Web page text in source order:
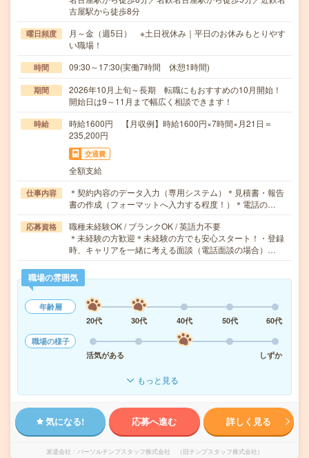
古屋駅から徒歩8分
曜日頻度
月～金（週5日） ※土日祝休み｜平日のお休みもとりやす
い職場！
時間 09:30～17:30(実働7時間 休憩1時間)
期間
2026年10月上旬～長期 転職にもおすすめの10月開始！
開始日は9～11月まで幅広く相談できます！
時給
時給1600円 【月収例】時給1600円×7時間×月21日＝
235,200円
交通費
全額支給
仕事内容
＊契約内容のデータ入力（専用システム）＊見積書・報告
書の作成（フォーマットへ入力する程度！）＊電話の…
応募資格
職種未経験OK / ブランクOK / 英語力不要
＊未経験の方歓迎＊未経験の方でも安心スタート！・登録
時、キャリアを一緒に考える面談（電話面談の場合）…
職場の雰囲気
年齢層
20代
30代 40代 50代
60代
職場の様子
活気がある
しずか
もっと見る
気になる! 応募へ進む 詳しく見る
派遣会社 パーソルテンプスタッフ株式会社 （旧テンプスタッフ株式会社）